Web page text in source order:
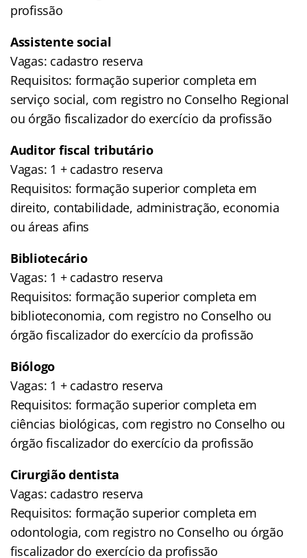
profissão
Assistente social
Vagas: cadastro reserva
Requisitos: formação superior completa em
serviço social, com registro no Conselho Regional
ou órgão fiscalizador do exercício da profissão
Auditor fiscal tributário
Vagas: 1 + cadastro reserva
Requisitos: formação superior completa em
direito, contabilidade, administração, economia
ou áreas afins
Bibliotecário
Vagas: 1 + cadastro reserva
Requisitos: formação superior completa em
biblioteconomia, com registro no Conselho ou
órgão fiscalizador do exercício da profissão
Biólogo
Vagas: 1 + cadastro reserva
Requisitos: formação superior completa em
ciências biológicas, com registro no Conselho ou
órgão fiscalizador do exercício da profissão
Cirurgião dentista
Vagas: cadastro reserva
Requisitos: formação superior completa em
odontologia, com registro no Conselho ou órgão
fiscalizador do exercício da profissão